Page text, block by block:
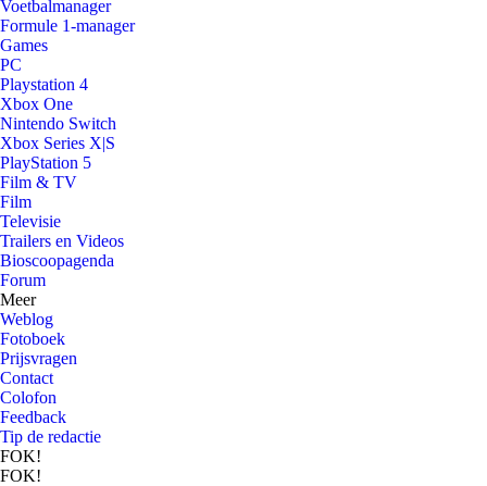
Voetbalmanager
Formule 1-manager
Games
PC
Playstation 4
Xbox One
Nintendo Switch
Xbox Series X|S
PlayStation 5
Film & TV
Film
Televisie
Trailers en Videos
Bioscoopagenda
Forum
Meer
Weblog
Fotoboek
Prijsvragen
Contact
Colofon
Feedback
Tip de redactie
FOK!
FOK!